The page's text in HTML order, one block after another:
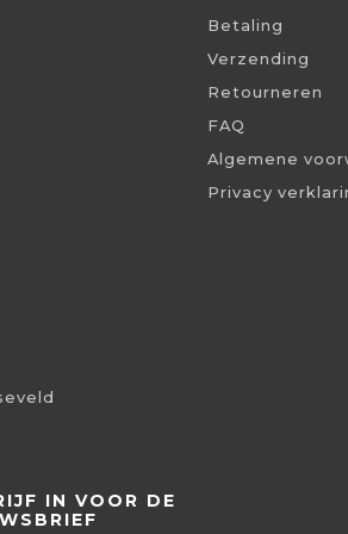
Betaling
Verzending
Retourneren
FAQ
Algemene
Privacy
IN VOOR DE